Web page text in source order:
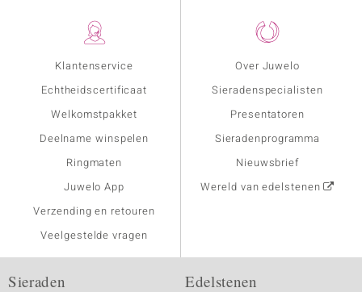
Klantenservice
Echtheidscertificaat
Welkomstpakket
Deelname winspelen
Ringmaten
Juwelo App
Verzending en retouren
Veelgestelde vragen
Over Juwelo
Sieradenspecialisten
Presentatoren
Sieradenprogramma
Nieuwsbrief
Wereld van edelstenen
Sieraden Edelstenen